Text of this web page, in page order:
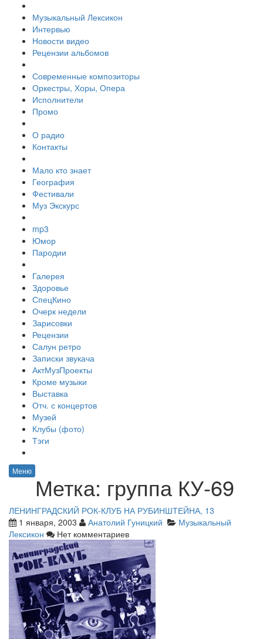
Музыкальный Лексикон
Интервью
Новости видео
Рецензии альбомов
Современные композиторы
Оркестры, Хоры, Опера
Исполнители
Промо
О радио
Контакты
Мало кто знает
География
Фестивали
Муз Экскурс
mp3
Юмор
Пародии
Галерея
Здоровье
СпецКино
Очерк недели
Зарисовки
Рецензии
Салун ретро
Записки звукача
АктМузПроекты
Кроме музыки
Выставка
Отч. с концертов
Музей
Клубы (фото)
Тэги
Меню
Метка: группа КУ-69
ЛЕНИНГРАДСКИЙ РОК-КЛУБ НА РУБИНШТЕЙНА, 13
1 января, 2003
Анатолий Гуницкий
Музыкальный
Лексикон
Нет комментариев